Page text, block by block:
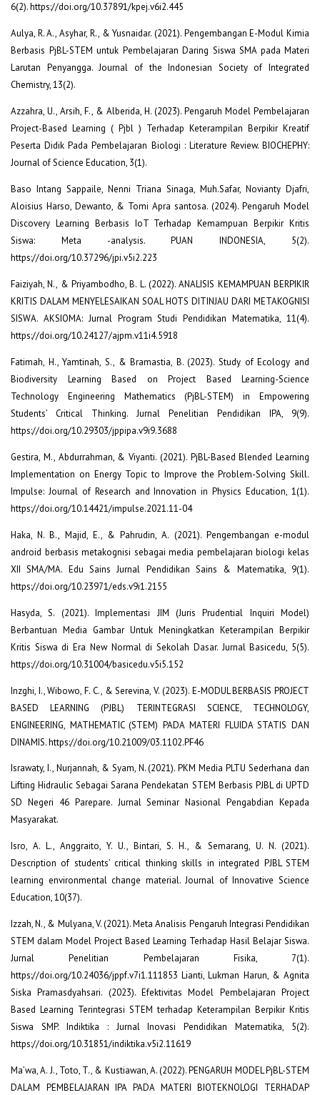
6(2). https://doi.org/10.37891/kpej.v6i2.445
Aulya, R. A., Asyhar, R., & Yusnaidar. (2021). Pengembangan E-Modul Kimia
Berbasis PjBL-STEM untuk Pembelajaran Daring Siswa SMA pada Materi
Larutan Penyangga. Journal of the Indonesian Society of Integrated
Chemistry, 13(2).
Azzahra, U., Arsih, F., & Alberida, H. (2023). Pengaruh Model Pembelajaran
Project-Based Learning ( Pjbl ) Terhadap Keterampilan Berpikir Kreatif
Peserta Didik Pada Pembelajaran Biologi : Literature Review. BIOCHEPHY:
Journal of Science Education, 3(1).
Baso Intang Sappaile, Nenni Triana Sinaga, Muh.Safar, Novianty Djafri,
Aloisius Harso, Dewanto, & Tomi Apra santosa. (2024). Pengaruh Model
Discovery Learning Berbasis IoT Terhadap Kemampuan Berpikir Kritis
Siswa: Meta -analysis. PUAN INDONESIA, 5(2).
https://doi.org/10.37296/jpi.v5i2.223
Faiziyah, N., & Priyambodho, B. L. (2022). ANALISIS KEMAMPUAN BERPIKIR
KRITIS DALAM MENYELESAIKAN SOAL HOTS DITINJAU DARI METAKOGNISI
SISWA. AKSIOMA: Jurnal Program Studi Pendidikan Matematika, 11(4).
https://doi.org/10.24127/ajpm.v11i4.5918
Fatimah, H., Yamtinah, S., & Bramastia, B. (2023). Study of Ecology and
Biodiversity Learning Based on Project Based Learning-Science
Technology Engineering Mathematics (PjBL-STEM) in Empowering
Students’ Critical Thinking. Jurnal Penelitian Pendidikan IPA, 9(9).
https://doi.org/10.29303/jppipa.v9i9.3688
Gestira, M., Abdurrahman, & Viyanti. (2021). PjBL-Based Blended Learning
Implementation on Energy Topic to Improve the Problem-Solving Skill.
Impulse: Journal of Research and Innovation in Physics Education, 1(1).
https://doi.org/10.14421/impulse.2021.11-04
Haka, N. B., Majid, E., & Pahrudin, A. (2021). Pengembangan e-modul
android berbasis metakognisi sebagai media pembelajaran biologi kelas
XII SMA/MA. Edu Sains Jurnal Pendidikan Sains & Matematika, 9(1).
https://doi.org/10.23971/eds.v9i1.2155
Hasyda, S. (2021). Implementasi JIM (Juris Prudential Inquiri Model)
Berbantuan Media Gambar Untuk Meningkatkan Keterampilan Berpikir
Kritis Siswa di Era New Normal di Sekolah Dasar. Jurnal Basicedu, 5(5).
https://doi.org/10.31004/basicedu.v5i5.152
Inzghi, I., Wibowo, F. C., & Serevina, V. (2023). E-MODUL BERBASIS PROJECT
BASED LEARNING (PJBL) TERINTEGRASI SCIENCE, TECHNOLOGY,
ENGINEERING, MATHEMATIC (STEM) PADA MATERI FLUIDA STATIS DAN
DINAMIS. https://doi.org/10.21009/03.1102.PF46
Israwaty, I., Nurjannah, & Syam, N. (2021). PKM Media PLTU Sederhana dan
Lifting Hidraulic Sebagai Sarana Pendekatan STEM Berbasis PJBL di UPTD
SD Negeri 46 Parepare. Jurnal Seminar Nasional Pengabdian Kepada
Masyarakat.
Isro, A. L., Anggraito, Y. U., Bintari, S. H., & Semarang, U. N. (2021).
Description of students’ critical thinking skills in integrated PJBL STEM
learning environmental change material. Journal of Innovative Science
Education, 10(37).
Izzah, N., & Mulyana, V. (2021). Meta Analisis Pengaruh Integrasi Pendidikan
STEM dalam Model Project Based Learning Terhadap Hasil Belajar Siswa.
Jurnal Penelitian Pembelajaran Fisika, 7(1).
https://doi.org/10.24036/jppf.v7i1.111853 Lianti, Lukman Harun, & Agnita
Siska Pramasdyahsari. (2023). Efektivitas Model Pembelajaran Project
Based Learning Terintegrasi STEM terhadap Keterampilan Berpikir Kritis
Siswa SMP. Indiktika : Jurnal Inovasi Pendidikan Matematika, 5(2).
https://doi.org/10.31851/indiktika.v5i2.11619
Ma’wa, A. J., Toto, T., & Kustiawan, A. (2022). PENGARUH MODEL PjBL-STEM
DALAM PEMBELAJARAN IPA PADA MATERI BIOTEKNOLOGI TERHADAP